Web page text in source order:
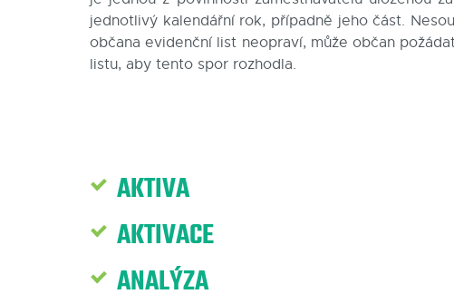
jednotlivý kalendářní rok, případně jeho část.
občana evidenční list neopraví, může občan
listu, aby tento spor rozhodla.
AKTIVA
AKTIVACE
ANALÝZA